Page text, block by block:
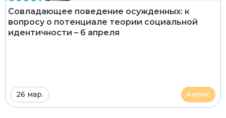
Совладающее поведение осужденных: к
вопросу о потенциале теории социальной
идентичности – 6 апреля
26 мар. Анонс